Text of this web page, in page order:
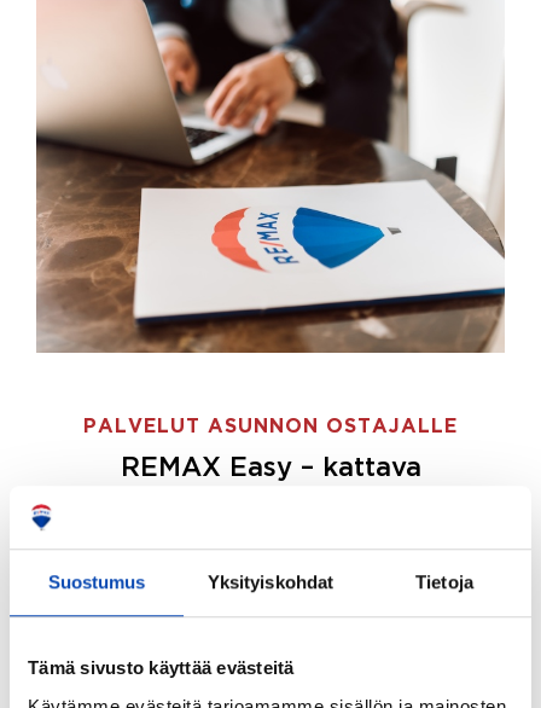
Suostumus Yksityiskohdat Tietoja
Tämä sivusto käyttää evästeitä
PALVELUT ASUNNON OSTAJALLE
REMAX Easy – kattava
ostajille.
Tee ostotoimeksianto ja etsimme juuri